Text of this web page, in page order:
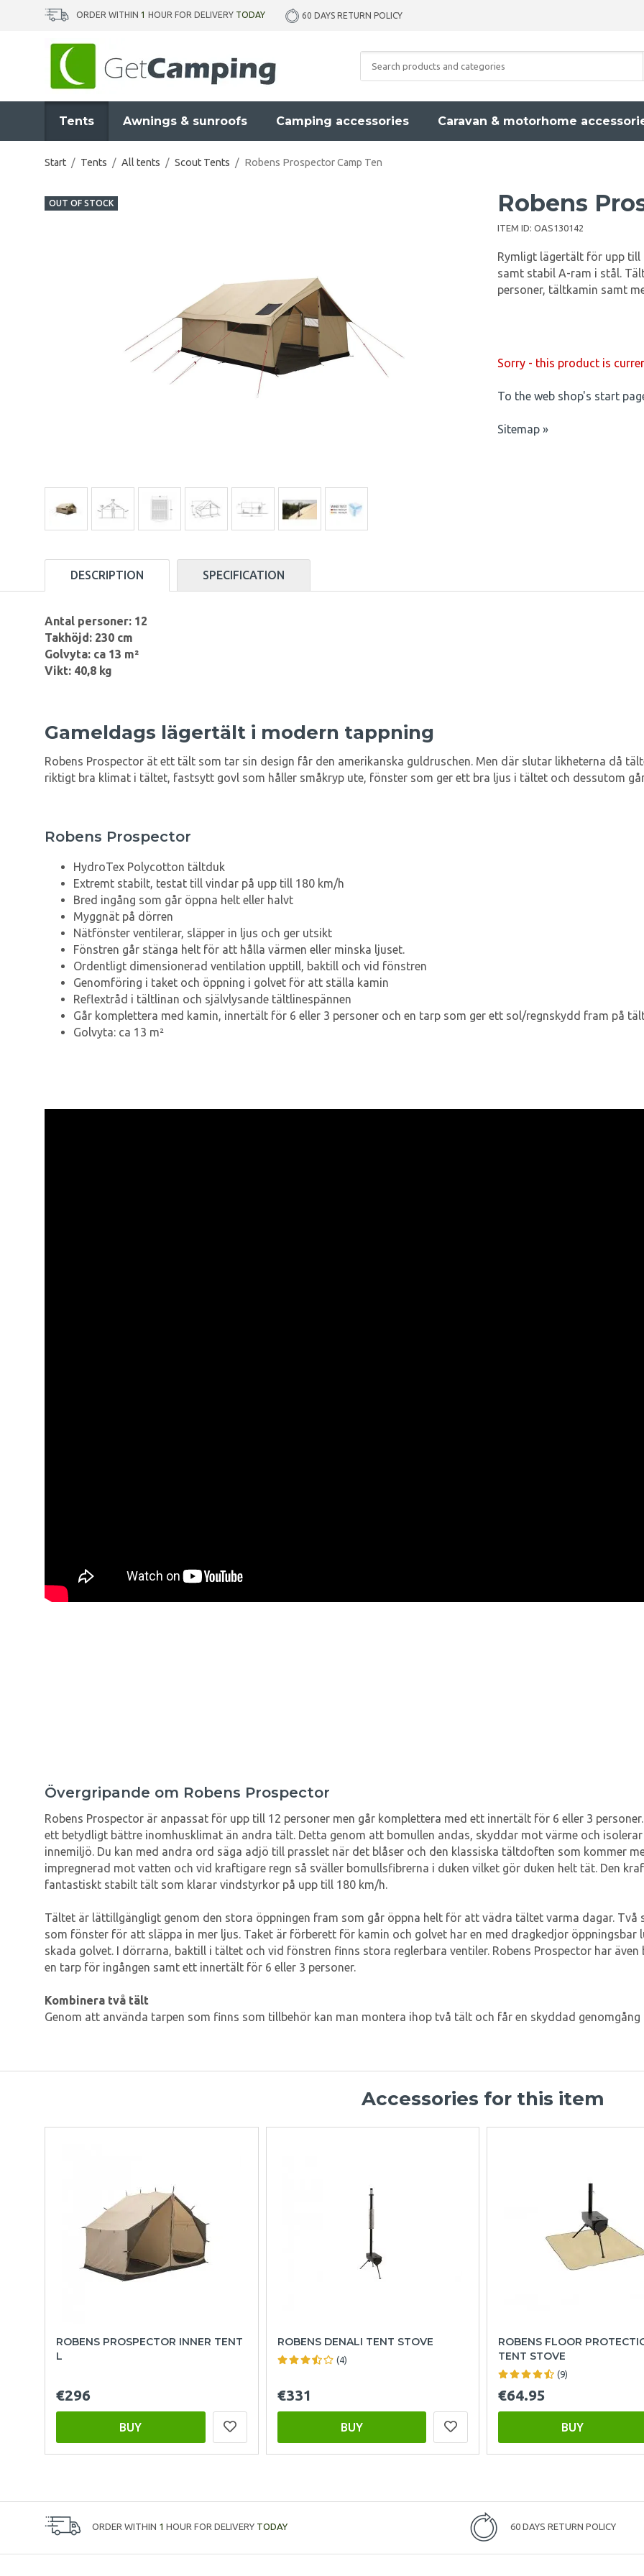
ORDER WITHIN 1 HOUR FOR DELIVERY TODAY 60 DAYS RETURN POLICY
Tents Awnings & sunroofs Camping accessories Caravan & motorhome
Start / Tents / All tents / Scout Tents / Robens Prospector Camp Ten
OUT OF STOCK Robens
ITEM ID: OAS130142
Rymligt lägertält för upp
samt stabil A-ram i stål.
personer, tältkamin samt
Sorry - this product is
To the web shop's start
Sitemap »
DESCRIPTION SPECIFICATION
Antal personer: 12
Takhöjd: 230 cm
Golvyta: ca 13 m²
Vikt: 40,8 kg
Gameldags lägertält i modern tappning
Robens Prospector ät ett tält som tar sin design får den amerikanska guldruschen. Men där slutar likheterna då
riktigt bra klimat i tältet, fastsytt govl som håller småkryp ute, fönster som ger ett bra ljus i tältet och dessutom
Robens Prospector
HydroTex Polycotton tältduk
Extremt stabilt, testat till vindar på upp till 180 km/h
Bred ingång som går öppna helt eller halvt
Myggnät på dörren
Nätfönster ventilerar, släpper in ljus och ger utsikt
Fönstren går stänga helt för att hålla värmen eller minska ljuset.
Ordentligt dimensionerad ventilation upptill, baktill och vid fönstren
Genomföring i taket och öppning i golvet för att ställa kamin
Reflextråd i tältlinan och självlysande tältlinespännen
Går komplettera med kamin, innertält för 6 eller 3 personer och en tarp som ger ett sol/regnskydd fram på
Golvyta: ca 13 m²
Övergripande om Robens Prospector
Robens Prospector är anpassat för upp till 12 personer men går komplettera med ett innertält för 6 eller 3
ett betydligt bättre inomhusklimat än andra tält. Detta genom att bomullen andas, skyddar mot värme och
innemiljö. Du kan med andra ord säga adjö till prasslet när det blåser och den klassiska tältdoften som kommer
impregnerad mot vatten och vid kraftigare regn så sväller bomullsfibrerna i duken vilket gör duken helt tät. Den
fantastiskt stabilt tält som klarar vindstyrkor på upp till 180 km/h.
Tältet är lättillgängligt genom den stora öppningen fram som går öppna helt för att vädra tältet varma dagar. Två
som fönster för att släppa in mer ljus. Taket är förberett för kamin och golvet har en med dragkedjor öppningsbar
skada golvet. I dörrarna, baktill i tältet och vid fönstren finns stora reglerbara ventiler. Robens Prospector har
en tarp för ingången samt ett innertält för 6 eller 3 personer.
Kombinera två tält
Genom att använda tarpen som finns som tillbehör kan man montera ihop två tält och får en skyddad genomgång
Accessories for this item
ROBENS PROSPECTOR INNER TENT
L
€296
BUY
ROBENS DENALI TENT STOVE
(4)
€331
BUY
ROBENS FLOOR
TENT STOVE
(9)
€64.95
BUY
ORDER WITHIN 1 HOUR FOR DELIVERY TODAY 60 DAYS RETURN POLICY